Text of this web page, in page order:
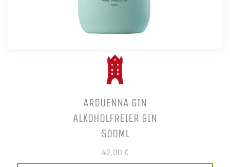
ARDUENNA GIN
ALKOHOLFREIER GIN
500ML
42,00 €